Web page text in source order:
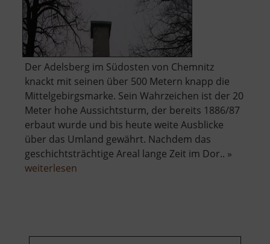
Der Adelsberg im Südosten von Chemnitz
knackt mit seinen über 500 Metern knapp die
Mittelgebirgsmarke. Sein Wahrzeichen ist der 20
Meter hohe Aussichtsturm, der bereits 1886/87
erbaut wurde und bis heute weite Ausblicke
über das Umland gewährt. Nachdem das
geschichtsträchtige Areal lange Zeit im Dor.. »
weiterlesen